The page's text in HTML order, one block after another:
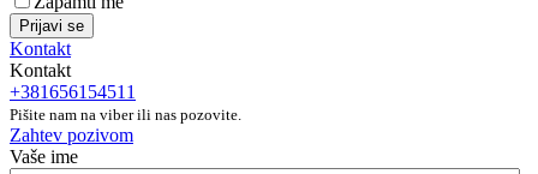
Prijavi se
Kontakt
Kontakt
+381656154511
Pišite nam na viber ili nas pozovite.
Zahtev pozivom
Vaše ime